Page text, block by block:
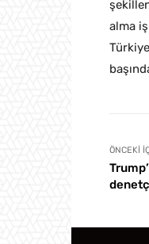
alma
ÖNCEKI